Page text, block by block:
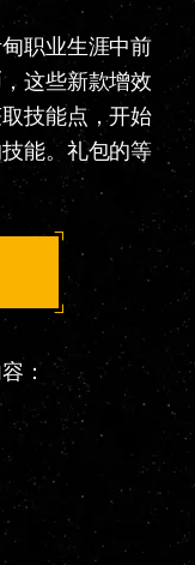
职业生涯中前
这些新款增效
技能点，开始
能。礼包的等
：